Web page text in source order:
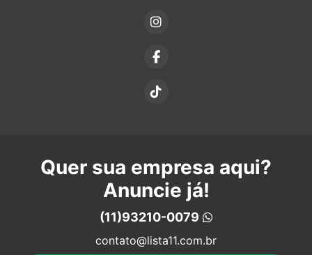
Quer sua empresa aqui?
Anuncie já!
(11)93210-0079
contato@lista11.com.br